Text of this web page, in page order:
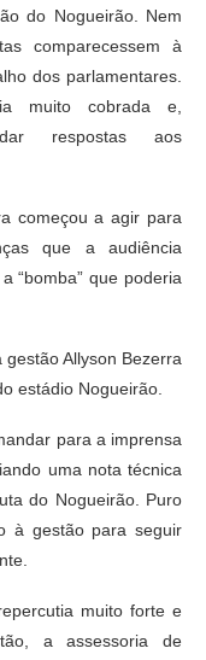
do Nogueirão. Nem
comparecessem à
dos parlamentares.
muito cobrada e,
respostas aos
começou a agir para
que a audiência
“bomba” que poderia
Allyson Bezerra
estádio Nogueirão.
para a imprensa
uma nota técnica
do Nogueirão. Puro
à gestão para seguir
muito forte e
a assessoria de